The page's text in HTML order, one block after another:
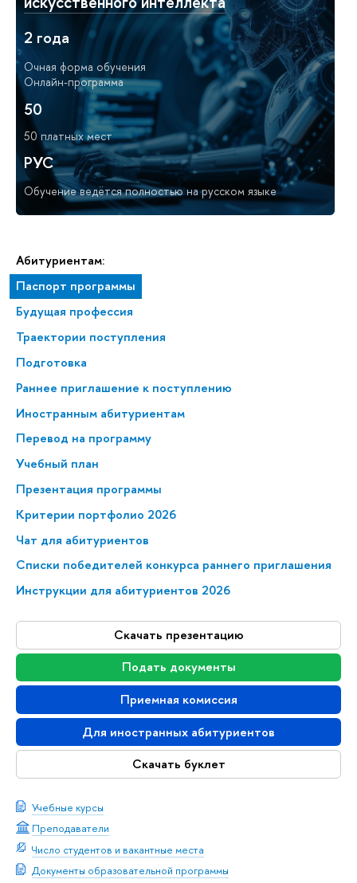
Абитуриентам:
Паспорт программы
Будущая профессия
Траектории поступления
Подготовка
Раннее приглашение к поступлению
Иностранным абитуриентам
Перевод на программу
Учебный план
Презентация программы
Критерии портфолио 2026
Чат для абитуриентов
Списки победителей конкурса раннего приглашения
Инструкции для абитуриентов 2026
Скачать презентацию
Подать документы
Приемная комиссия
Для иностранных абитуриентов
Скачать буклет
Учебные курсы
Преподаватели
Число студентов и вакантные места
Документы образовательной программы
2 года
Очная форма обучения
Онлайн-программа
50
50 платных мест
РУС
Обучение ведётся полностью на русском языке